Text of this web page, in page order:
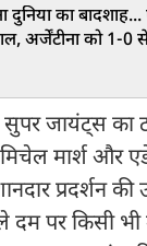
का बादशाह...
अर्जेंटीना को 1-0
जायंट्स का
मार्श और
प्रदर्शन की
दम पर किसी